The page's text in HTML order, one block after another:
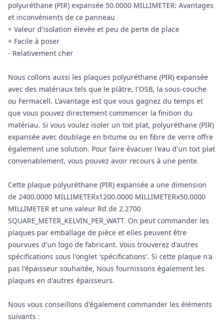
polyuréthane (PIR) expansée 50.0000 MILLIMETER: Avantages
et inconvénients de ce panneau
+ Valeur d'isolation élevée et peu de perte de place
+ Facile à poser
- Relativement cher
Nous collons aussi les plaques polyuréthane (PIR) expansée
avec des matériaux tels que le plâtre, l'OSB, la sous-couche
ou Fermacell. L'avantage est que vous gagnez du temps et
que vous pouvez directement commencer la finition du
matériau. Si vous voulez isoler un toit plat, polyuréthane (PIR)
expansée avec doublage en bitume ou en fibre de verre offre
également une solution. Pour faire évacuer l'eau d'un toit plat
convenablement, vous pouvez avoir recours à une pente.
Cette plaque polyuréthane (PIR) expansée a une dimension
de 2400.0000 MILLIMETERx1200.0000 MILLIMETERx50.0000
MILLIMETER et une valeur Rd de 2.2700
SQUARE_METER_KELVIN_PER_WATT. On peut commander les
plaques par emballage de pièce et elles peuvent être
pourvues d'un logo de fabricant. Vous trouverez d'autres
spécifications sous l'onglet 'spécifications'. Si cette plaque n'a
pas l'épaisseur souhaitée, Nous fournissons également les
plaques en d'autres épaisseurs.
Nous vous conseillons d'également commander les éléments
suivants :